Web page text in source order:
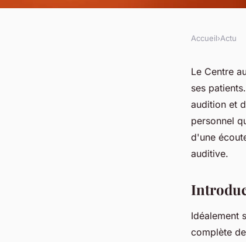
Découvrez le
services et
Accueil›Actu
Le Centre
ses
audition et
personnel
d'une
auditive.
Idéalement
complète